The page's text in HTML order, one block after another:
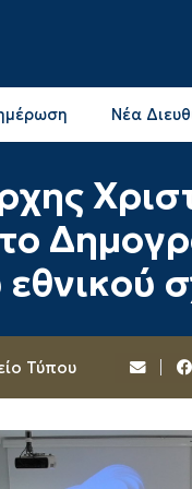
Νέα
εθνικού
Τύπου